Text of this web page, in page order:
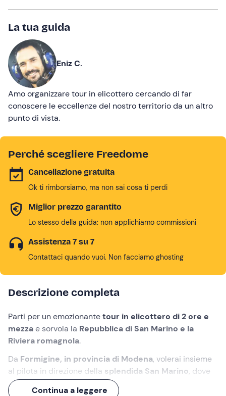
La tua guida
Eniz C.
Amo organizzare tour in elicottero cercando di far
conoscere le eccellenze del nostro territorio da un altro
punto di vista.
Perché scegliere Freedome
Cancellazione gratuita
Ok ti rimborsiamo, ma non sai cosa ti perdi
Miglior prezzo garantito
Lo stesso della guida: non applichiamo commissioni
Assistenza 7 su 7
Contattaci quando vuoi. Non facciamo ghosting
Descrizione completa
Parti per un emozionantetour in elicottero di 2 ore e
mezzae sorvola la Repubblica di San Marino e la
Riviera romagnola.
Da Formigine, in provincia di Modena, volerai insieme
al pilota in direzione della splendida San Marino, dove
atterrerai per unpranzoin un ristorante tipico. Durante
Continua a leggere